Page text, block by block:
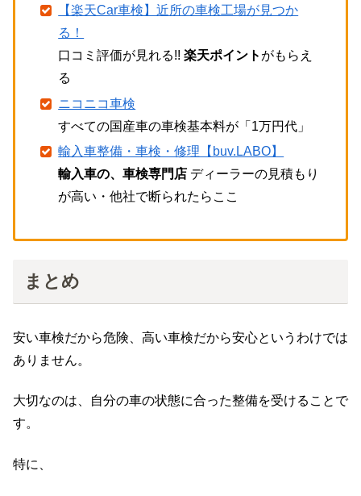
【楽天Car車検】近所の車検工場が見つか
る！
口コミ評価が見れる!!楽天ポイント がもらえ
る
ニコニコ車検
すべての国産車の車検基本料が「1万円代」
輸入車整備・車検・修理【buv.LABO】
輸入車の、車検専門店 ディーラーの見積もり
が高い・他社で断られたらここ
まとめ
安い車検だから危険、高い車検だから安心というわけでは
ありません。
大切なのは、自分の車の状態に合った整備を受けることで
す。
特に、